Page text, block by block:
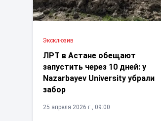
Эксклюзив
ЛРТ в Астане обещают
запустить через 10 дней: у
Nazarbayev University убрали
забор
25 апреля 2026 г., 09:00